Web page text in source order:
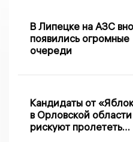
В Липецке на АЗС
появились огромные
очереди
Кандидаты от
в Орловской области
рискуют пролететь